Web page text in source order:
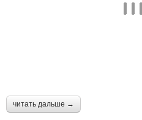
читать дальше →